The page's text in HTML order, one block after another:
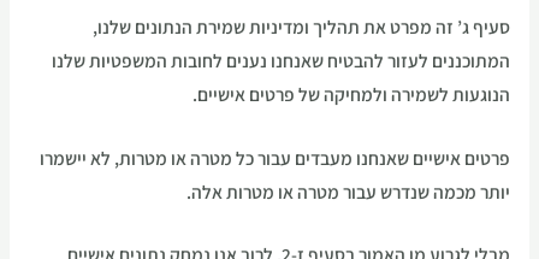
סעיף ג’ זה מפרט את תהליך ומדיניות שמירת הנתונים שלנו,
המתוכננים לעזור להבטיח שאנחנו נענים לחובות המשפטיות שלנו
הנוגעות לשמירה ולמחיקה של פרטים אישיים.
פרטים אישיים שאנחנו מעבדים עבור כל מטרה או מטרות, לא יישמרו
יותר מכמה שנדרש עבור מטרה או מטרות אלה.